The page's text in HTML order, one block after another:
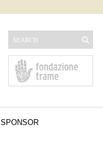
SPONSOR